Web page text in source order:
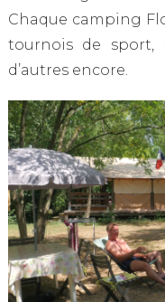
Chaque camping
tournois de sport,
d’autres encore.